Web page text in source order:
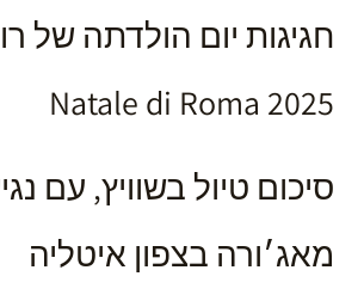
חגיגות יום הולדתה של
Natale di Roma 2025
סיכום טיול בשוויץ, עם
מאג׳ורה בצפון איטליה